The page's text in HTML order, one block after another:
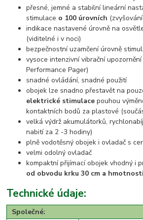
přesné, jemné a stabilní lineární
stimulace o 100 úrovních
indikace nastavené úrovně na
(viditelné i v noci)
bezpečnostní uzamčení úrovně
vysoce intenzivní vibrační upozornění
Performance Pager)
snadné ovládání, snadné použití
obojek lze snadno přestavět na
elektrické stimulace pouhou
kontaktních bodů za plastové
velká výdrž akumulátorků,
nabití za 2 -3 hodiny)
plně vodotěsný obojek i ovladač s
velmi odolný ovladač
kompaktní přijímací obojek vhodný i
od obvodu krku 30 cm a
Technické údaje:
Společné: